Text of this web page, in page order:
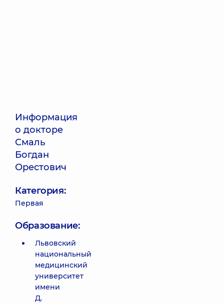
Информация
о докторе
Смаль
Богдан
Орестович
Категория:
Первая
Образование:
Львовский
национальный
медицинский
университет
имени
Д.